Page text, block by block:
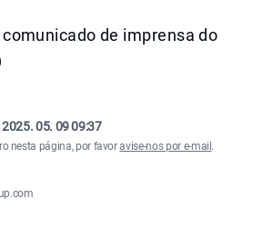
de imprensa do
2025. 05. 09 09:37
nesta página, por favoravise-nos por e-mail .